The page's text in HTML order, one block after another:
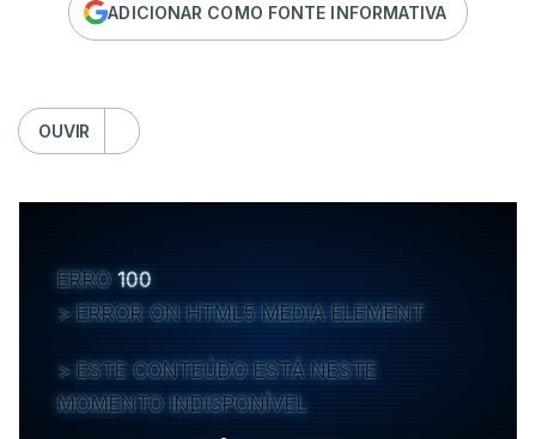
ADICIONAR COMO FONTE INFORMATIVA
OUVIR
ERRO 100
ERROR ON HTML5 MEDIA ELEMENT
ESTE CONTEÚDO ESTÁ NESTE
MOMENTO INDISPONÍVEL